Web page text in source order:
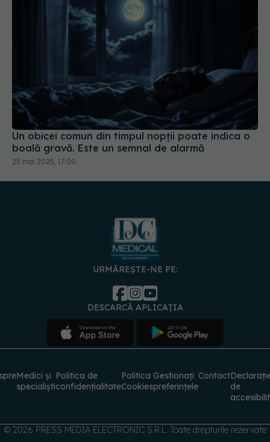
Un obicei comun din timpul nopții poate indica o
boală gravă. Este un semnal de alarmă
25 mai 2025, 17:00
URMĂREȘTE-NE PE:
DESCARCĂ APLICAȚIA
specialiști confidențialitate Cookies preferințele
de